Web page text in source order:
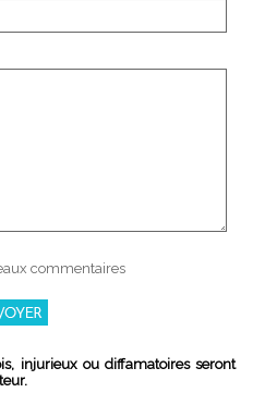
commentaires
injurieux ou diffamatoires seront